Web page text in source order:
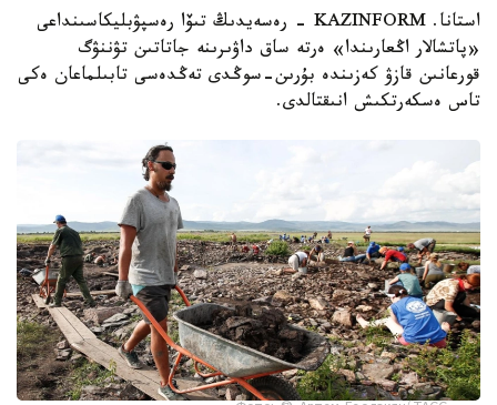
استانا. KAZINFORM - رەسەيدىڭ تىۆا رەسپۋبليكاسىنداعى
«پاتشالار اڭعارىندا» ەرتە ساق داۋىرىنە جاتاتىن تۋننۋگ
قورعانىن قازۋ كەزىندە بۇرىن-سوڭدى تەڭدەسى تابىلماعان ەكى
تاس ەسكەرتكىش انىقتالدى.